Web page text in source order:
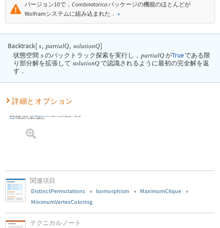
バージョン10で， Combinatoricaパッケージの機能のほとんどが
Wolframシステムに組み込まれた． »
Backtrack [ s, partialQ, solutionQ]
状態空間 sのバックトラック探索を実行し， partialQがTrueである限
り部分解を拡張して solutionQで認識されるように最初の完全解を返
す．
詳細とオプション
Backtrackを使うためには，まず Combinatoricaパッケージ をロードしなくてはならない．それには
Needs
"Combinatorica`"] を実行する必要がある．
関連項目
DistinctPermutations Isomorphism
MaximumClique
MinimumVertexColoring
テクニカルノート